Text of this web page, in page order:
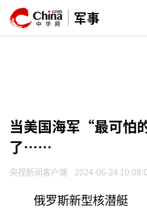
军事
当美国海军“最可怕
了……
央视新闻客户端 2024-06-24
俄罗斯新型核潜艇